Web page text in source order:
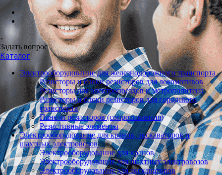
Задать вопрос
Каталог
Электрооборудование для железнодорожного транспорта
Резисторы и блоки резисторов для локомотивов
Резисторы для электропоездов и метрополитена
Резисторы и блоки резисторов для городского
транспорта
Панели резисторов (сопротивления)
Резистивные элементы
Электрооборудование для кранов, экскаваторов и
шахтных электровозов
Электрооборудование для кранов
Электрооборудование для шахтных электровозов
Электрооборудование для экскаваторов